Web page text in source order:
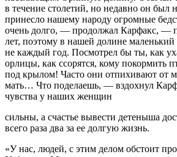
в течение столетий, но недавно он был
принесло нашему народу огромные
очень долго, — продолжал Карфакс, —
лет, поэтому в нашей долине маленький
не каждый год. Посмотрел бы ты, как
орлицы, как ссорятся, кому покормить
под крылом! Часто они отпихивают от
мать… Что поделаешь, — вздохнул
чувства у наших женщин
сильны, а счастье вывести детеныша
всего раза два за ее долгую жизнь.
«У нас, людей, с этим делом обстоит